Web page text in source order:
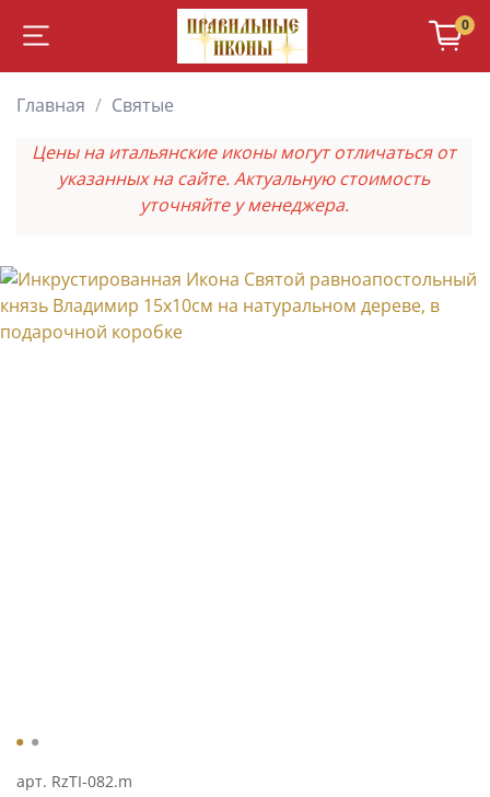
0
Главная
Святые
Цены на итальянские иконы могут отличаться от
указанных на сайте. Актуальную стоимость
уточняйте у менеджера.
арт. RzTI-082.m